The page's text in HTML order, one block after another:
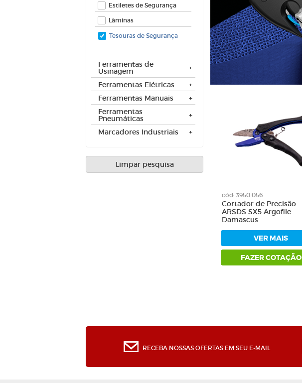
Fibras de Limpeza
Folha de Lixa
Lima Rotativa
Limas Diamantadas
Limas para Limadoras
Estiletes de Segurança
Lâminas
Tesouras de Segurança
Ferramentas de
Usinagem
Ferramentas Elétricas
Ferramentas Manuais
Ferramentas
Pneumáticas
Marcadores Industriais
Limpar pesquisa
cód: 3950.056
Cortador de Precisão
ARSDS SX5 Argofile
Damascus
VER MAIS
FAZER COTAÇÃO
RECEBA NOSSAS OFERTAS EM SEU E-MAIL